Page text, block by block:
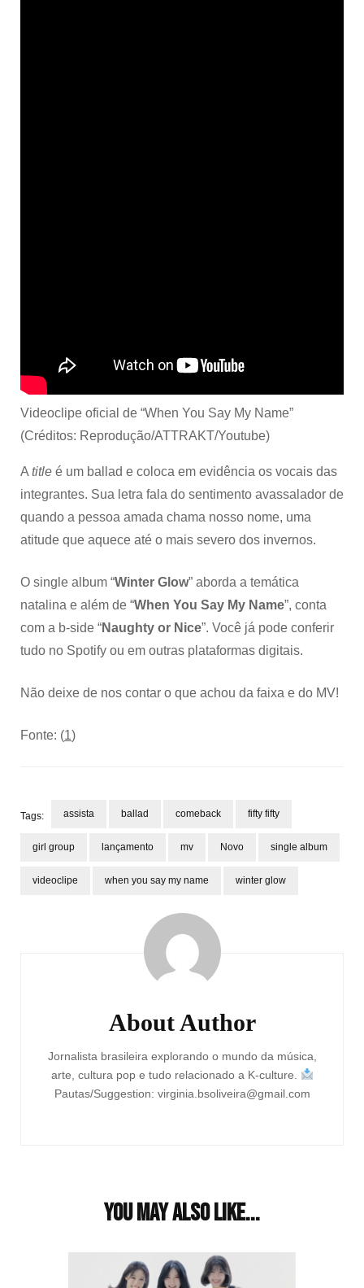
Videoclipe oficial de “When You Say My Name”
(Créditos: Reprodução/ATTRAKT/Youtube)
A title é um ballad e coloca em evidência os vocais das
integrantes. Sua letra fala do sentimento avassalador de
quando a pessoa amada chama nosso nome, uma
atitude que aquece até o mais severo dos invernos.
O single album “Winter Glow” aborda a temática
natalina e além de “When You Say My Name”, conta
com a b-side “Naughty or Nice”. Você já pode conferir
tudo no Spotify ou em outras plataformas digitais.
Não deixe de nos contar o que achou da faixa e do MV!
Fonte: (1)
Tags: assista ballad comeback fifty fifty
girl group lançamento mv Novo single album
videoclipe when you say my name winter glow
About Author
Jornalista brasileira explorando o mundo da música,
arte, cultura pop e tudo relacionado a K-culture.
Pautas/Suggestion: virginia.bsoliveira@gmail.com
You may also like...